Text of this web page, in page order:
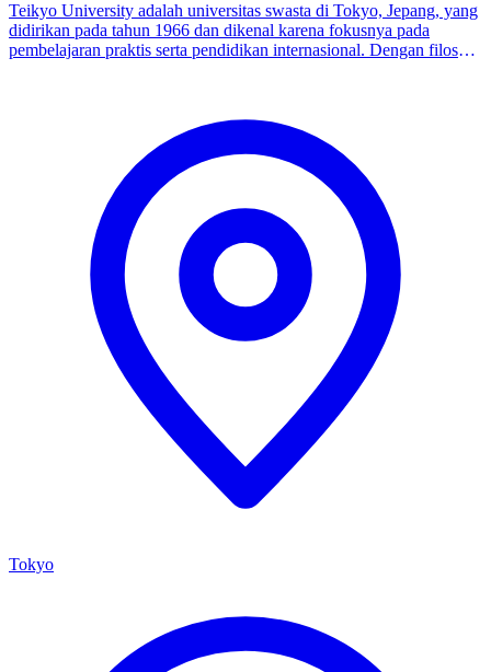
Teikyo University adalah universitas swasta di Tokyo, Jepang, yang
didirikan pada tahun 1966 dan dikenal karena fokusnya pada
pembelajaran praktis serta pendidikan internasional. Dengan filosofi
Teikyo menawarkan berbagai program di bidang Kedokteran,
Farmasi, Ekonomi, Hukum, Sains dan Teknik, Humaniora, serta
kedokteran dan kesehatannya, di mana Rumah Sakit Universitas
Teikyo merupakan salah satu rumah sakit universitas terbesar di
Jepang. Melalui kombinasi antara akademik dan praktik, Teikyo
mempersiapkan mahasiswa menjadi profesional yang kompeten dan
mampu berkontribusi di tingkat nasional maupun internasional.
Tokyo